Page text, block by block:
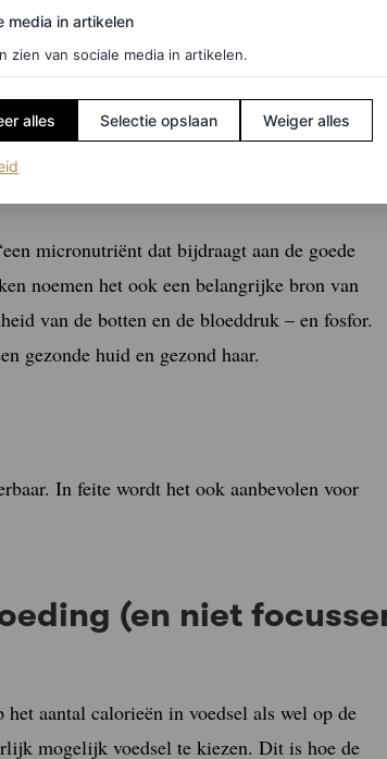
probeert
micronutriënt dat bijdraagt aan de goede
noemen het ook een belangrijke bron van
van de botten en de bloeddruk – en fosfor.
gezonde huid en gezond haar.
In feite wordt het ook aanbevolen voor
(en niet
aantal calorieën in voedsel als wel op de
mogelijk voedsel te kiezen. Dit is hoe de
in artikelen
media in artikelen
zien van sociale media in artikelen.
alles Selectie opslaan Weiger alles